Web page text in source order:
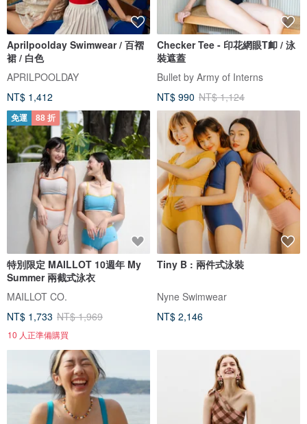
Aprilpoolday Swimwear / 百褶
裙 / 白色
APRILPOOLDAY
NT$ 1,412
Checker Tee - 印花網眼T卹 / 泳
裝遮蓋
Bullet by Army of Interns
NT$ 990 NT$ 1,124
免運 88 折
特別限定 MAILLOT 10週年 My
Summer 兩截式泳衣
MAILLOT CO.
NT$ 1,733 NT$ 1,969
10 人正準備購買
Tiny B : 兩件式泳裝
Nyne Swimwear
NT$ 2,146